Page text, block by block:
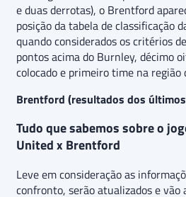
e duas derrotas), o Brentford
posição da tabela de classificação
quando considerados os critérios
pontos acima do Burnley, décimo
colocado e primeiro time na região
Brentford (resultados dos
Tudo que sabemos sobre o
United x Brentford
Leve em consideração as
confronto, serão atualizados e vão